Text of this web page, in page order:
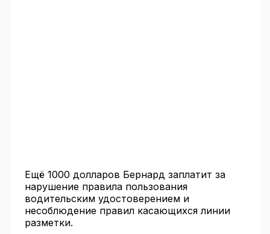
Ещё 1000 долларов Бернард заплатит за
нарушение правила пользования
водительским удостоверением и
несоблюдение правил касающихся линии
разметки.